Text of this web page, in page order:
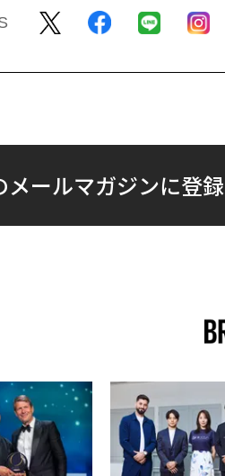
メールマガジンに登録